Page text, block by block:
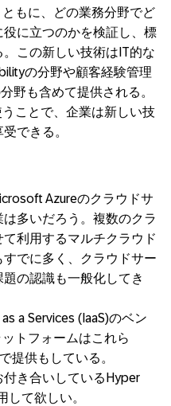
もに、どの業務分野でど
に立つのかを検証し、標
この新しい技術はIT的な
の分野や顧客経験管理
野も含めて提供される。
ことで、企業は新しい技
できる。
Azureのクラウドサ
多いだろう。複数のクラ
利用するマルチクラウド
でに多く、クラウドサー
の認識も一般化してき
a Services (IaaS)のベン
トフォームはこれら
提供もしている。
き合いしているHyper
して欲しい。